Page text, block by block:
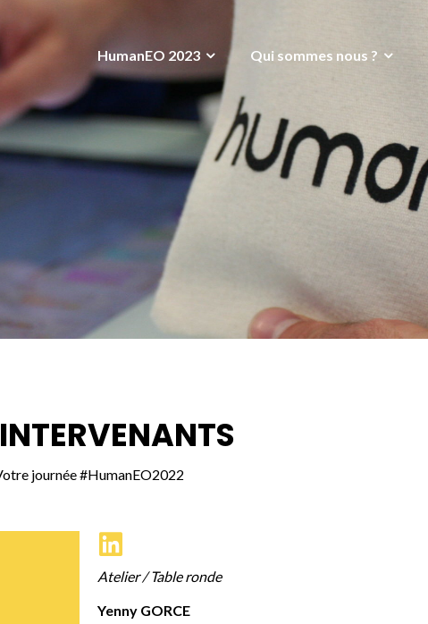
HumanEO 2023 Qui sommes nous ?
journée #HumanEO2022
Atelier / Table ronde
Yenny GORCE